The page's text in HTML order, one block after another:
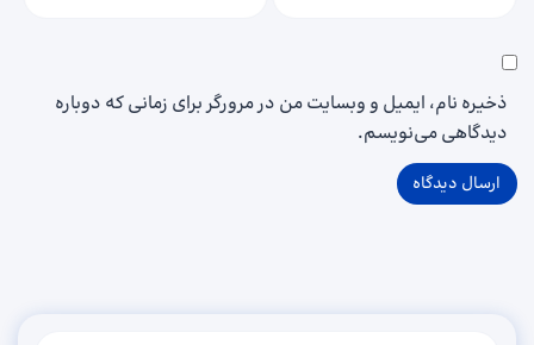
ذخیره نام، ایمیل و وبسایت من در مرورگر برای زمانی که دوباره
دیدگاهی می‌نویسم.